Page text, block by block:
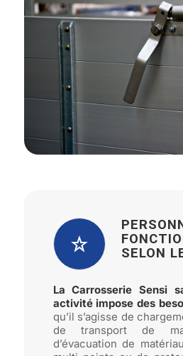
SELON
La Carrosserie Sensi
activité impose des
qu’il s’agisse de
de transport de
d’évacuation de